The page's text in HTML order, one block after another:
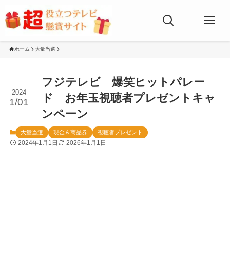
ホーム 大量当選
フジテレビ 爆笑ヒットパレー
ド お年玉視聴者プレゼントキャ
ンペーン
2024
1/01
大量当選 現金＆商品券 視聴者プレゼント
2024年1月1日 2026年1月1日